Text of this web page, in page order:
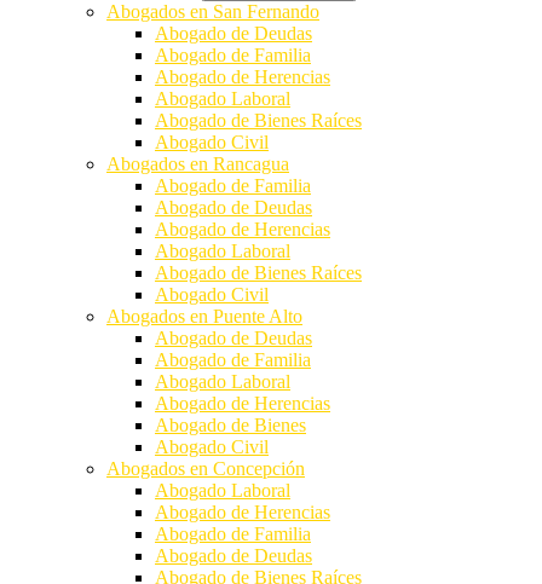
Abogados en San Fernando
Abogado de Deudas
Abogado de Familia
Abogado de Herencias
Abogado Laboral
Abogado de Bienes Raíces
Abogado Civil
Abogados en Rancagua
Abogado de Familia
Abogado de Deudas
Abogado de Herencias
Abogado Laboral
Abogado de Bienes Raíces
Abogado Civil
Abogados en Puente Alto
Abogado de Deudas
Abogado de Familia
Abogado Laboral
Abogado de Herencias
Abogado de Bienes
Abogado Civil
Abogados en Concepción
Abogado Laboral
Abogado de Herencias
Abogado de Familia
Abogado de Deudas
Abogado de Bienes Raíces